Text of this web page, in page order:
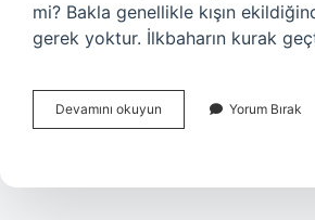
mi? Bakla genellikle kışın
gerek yoktur. İlkbaharın kurak
Devamını okuyun
Çiçeği
Yorum Bırak